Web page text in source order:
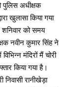
पुलिस अधीक्षक
खुलासा किया गया
को समय
नवीन कुमार सिंह ने
मंदिरों मैं चोरी
किया गया है।
निवासी रानीखेड़ा